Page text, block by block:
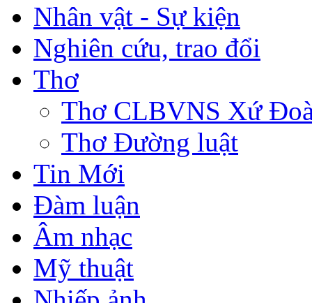
Nhân vật - Sự kiện
Nghiên cứu, trao đổi
Thơ
Thơ CLBVNS Xứ
Thơ Đường luật
Tin Mới
Đàm luận
Âm nhạc
Mỹ thuật